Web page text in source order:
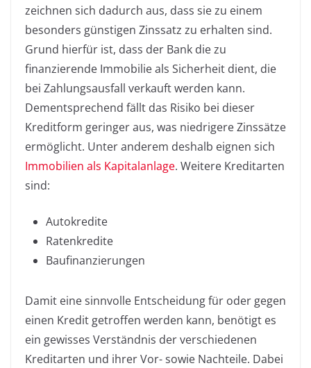
zeichnen sich dadurch aus, dass sie zu einem
besonders günstigen Zinssatz zu erhalten sind.
Grund hierfür ist, dass der Bank die zu
finanzierende Immobilie als Sicherheit dient, die
bei Zahlungsausfall verkauft werden kann.
Dementsprechend fällt das Risiko bei dieser
Kreditform geringer aus, was niedrigere Zinssätze
ermöglicht. Unter anderem deshalb eignen sich
Immobilien als Kapitalanlage. Weitere Kreditarten
sind:
Autokredite
Ratenkredite
Baufinanzierungen
Damit eine sinnvolle Entscheidung für oder gegen
einen Kredit getroffen werden kann, benötigt es
ein gewisses Verständnis der verschiedenen
Kreditarten und ihrer Vor- sowie Nachteile. Dabei